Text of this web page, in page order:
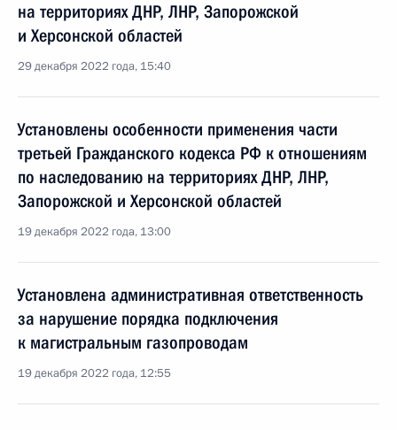
на территориях ДНР, ЛНР, Запорожской
и Херсонской областей
29 декабря 2022 года, 15:40
Установлены особенности применения части
третьей Гражданского кодекса РФ к отношениям
по наследованию на территориях ДНР, ЛНР,
Запорожской и Херсонской областей
19 декабря 2022 года, 13:00
Установлена административная ответственность
за нарушение порядка подключения
к магистральным газопроводам
19 декабря 2022 года, 12:55